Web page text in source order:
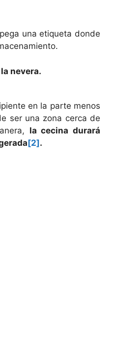
una etiqueta donde
nevera.
en la parte menos
ser una zona cerca de
la cecina durará
[2].